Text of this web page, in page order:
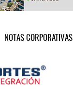
NOTAS CORPORATIVAS